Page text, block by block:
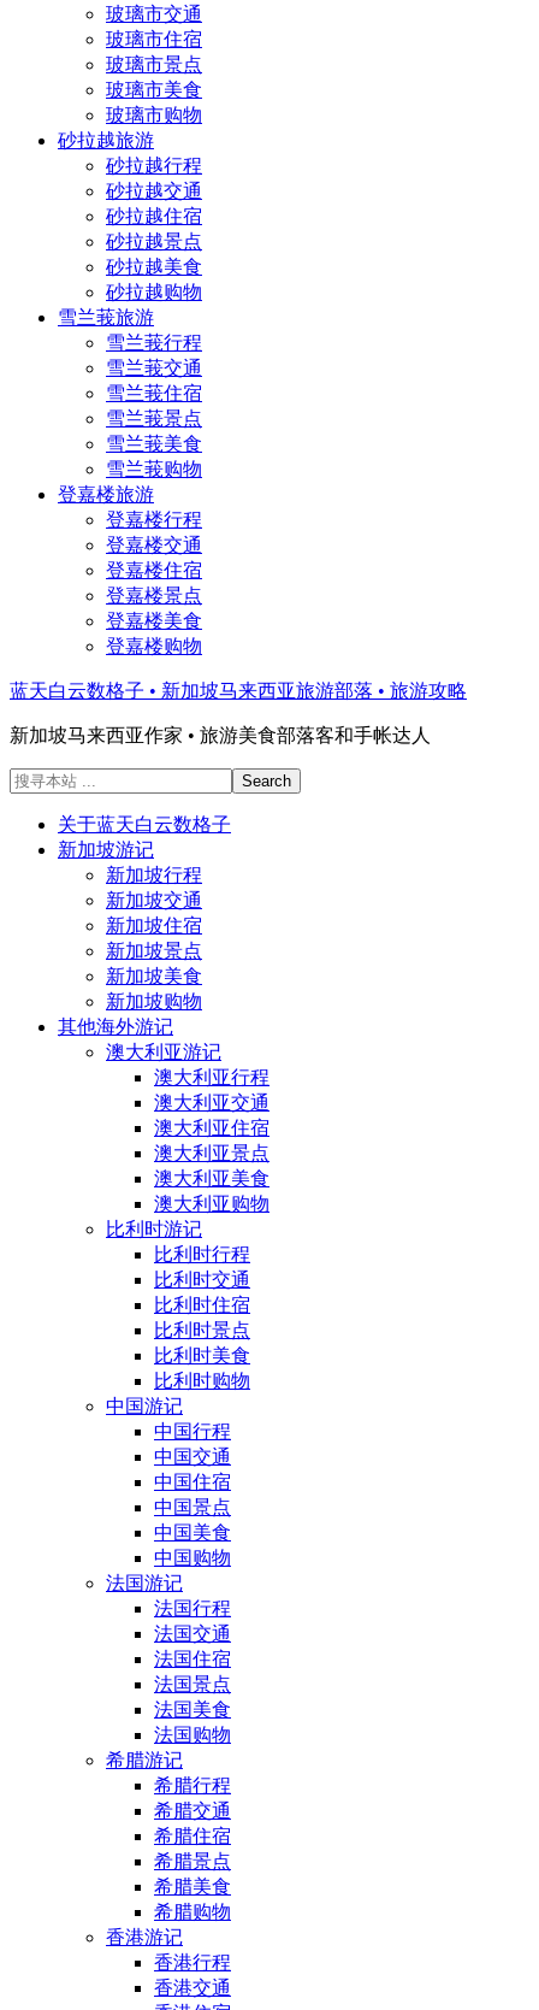
玻璃市交通
玻璃市住宿
玻璃市景点
玻璃市美食
玻璃市购物
砂拉越旅游
砂拉越行程
砂拉越交通
砂拉越住宿
砂拉越景点
砂拉越美食
砂拉越购物
雪兰莪旅游
雪兰莪行程
雪兰莪交通
雪兰莪住宿
雪兰莪景点
雪兰莪美食
雪兰莪购物
登嘉楼旅游
登嘉楼行程
登嘉楼交通
登嘉楼住宿
登嘉楼景点
登嘉楼美食
登嘉楼购物
蓝天白云数格子 • 新加坡马来西亚旅游部落 • 旅游攻略
新加坡马来西亚作家 • 旅游美食部落客和手帐达人
搜
关于蓝天白云数格子
新加坡游记
新加坡行程
新加坡交通
新加坡住宿
新加坡景点
新加坡美食
新加坡购物
其他海外游记
澳大利亚游记
澳大利亚行程
澳大利亚交通
澳大利亚住宿
澳大利亚景点
澳大利亚美食
澳大利亚购物
比利时游记
比利时行程
比利时交通
比利时住宿
比利时景点
比利时美食
比利时购物
中国游记
中国行程
中国交通
中国住宿
中国景点
中国美食
中国购物
法国游记
法国行程
法国交通
法国住宿
法国景点
法国美食
法国购物
希腊游记
希腊行程
希腊交通
希腊住宿
希腊景点
希腊美食
希腊购物
香港游记
香港行程
香港交通